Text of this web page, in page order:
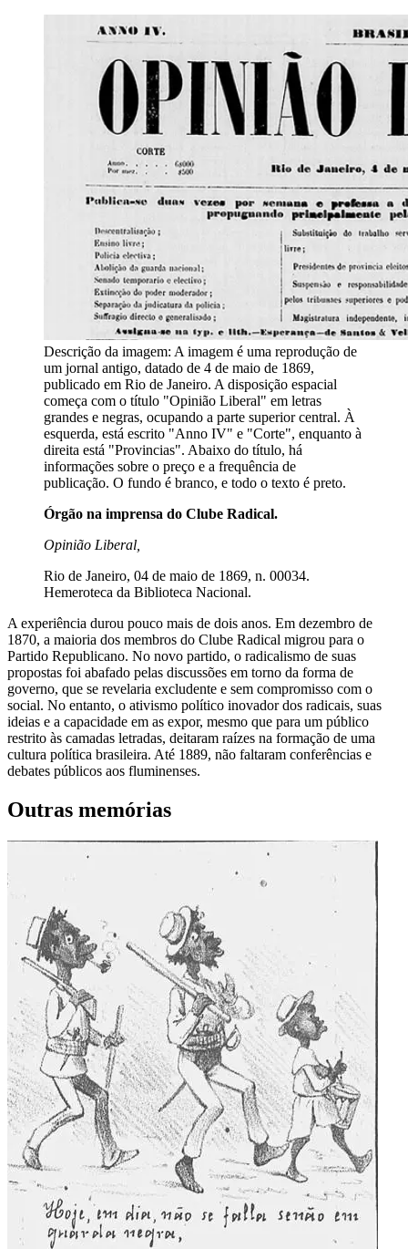
Descrição da imagem: A imagem é uma reprodução de
um jornal antigo, datado de 4 de maio de 1869,
publicado em Rio de Janeiro. A disposição espacial
começa com o título "Opinião Liberal" em letras
grandes e negras, ocupando a parte superior central. À
esquerda, está escrito "Anno IV" e "Corte", enquanto à
direita está "Provincias". Abaixo do título, há
informações sobre o preço e a frequência de
publicação. O fundo é branco, e todo o texto é preto.
Órgão na imprensa do Clube Radical.
Opinião Liberal,
Rio de Janeiro, 04 de maio de 1869, n. 00034.
Hemeroteca da Biblioteca Nacional.
A experiência durou pouco mais de dois anos. Em dezembro de
1870, a maioria dos membros do Clube Radical migrou para o
Partido Republicano. No novo partido, o radicalismo de suas
propostas foi abafado pelas discussões em torno da forma de
governo, que se revelaria excludente e sem compromisso com o
social. No entanto, o ativismo político inovador dos radicais, suas
ideias e a capacidade em as expor, mesmo que para um público
restrito às camadas letradas, deitaram raízes na formação de uma
cultura política brasileira. Até 1889, não faltaram conferências e
debates públicos aos fluminenses.
Outras memórias